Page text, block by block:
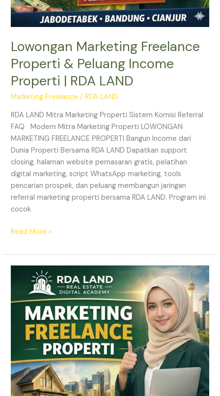
Lowongan Marketing Freelance
Properti & Peluang Income
Properti | RDA LAND
Marketing Freelance /RDA LAND
RDA LAND Mitra Marketing Properti Sistem Komisi Referral
FAQ Modern Mitra Marketing Properti LOWONGAN
MARKETING FREELANCE PROPERTI Bangun Income dari
Dunia Properti Bersama RDA LAND Dapatkan support
closing, halaman website pemasaran gratis, pelatihan
digital marketing, script WhatsApp marketing, tools
pencarian prospek, dan peluang membangun jaringan
referral marketing properti bersama RDA LAND. Program ini
cocok
Read More »
REKRUTMEN
MARKETING
FREELANCE
Properti
Tanpa
Modal
LAND